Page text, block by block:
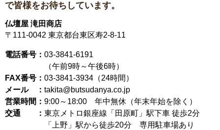
で皆様をお待ちしています。
仏壇屋 滝田商店
〒111-0042 東京都台東区寿2-8-11
電話番号： 03-3841-6191
（午前9時～午後6時）
FAX番号： 03-3841-3934（24時間）
メール ： takita@butsudanya.co.jp
営業時間： 9:00～18:00 年中無休（年末年始を除く）
交通 ： 東京メトロ銀座線「田原町」駅下車 徒歩2分
「上野」駅から徒歩20分 専用駐車場あり